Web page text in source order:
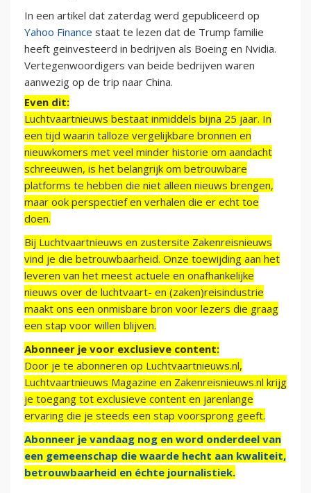
In een artikel dat zaterdag werd gepubliceerd op
Yahoo Finance staat te lezen dat de Trump familie
heeft geinvesteerd in bedrijven als Boeing en Nvidia.
Vertegenwoordigers van beide bedrijven waren
aanwezig op de trip naar China.
Even dit:
Luchtvaartnieuws bestaat inmiddels bijna 25 jaar. In
een tijd waarin talloze vergelijkbare bronnen en
nieuwkomers met veel minder historie om aandacht
schreeuwen, is het belangrijk om betrouwbare
platforms te hebben die niet alleen nieuws brengen,
maar ook perspectief en verhalen die er echt toe
doen.
Bij Luchtvaartnieuws en zustersite Zakenreisnieuws
vind je die betrouwbaarheid. Onze toewijding aan het
leveren van het meest actuele en onafhankelijke
nieuws over de luchtvaart- en (zaken)reisindustrie
maakt ons een onmisbare bron voor lezers die graag
een stap voor willen blijven.
Abonneer je voor exclusieve content:
Door je te abonneren op Luchtvaartnieuws.nl,
Luchtvaartnieuws Magazine en Zakenreisnieuws.nl krijg
je toegang tot exclusieve content en jarenlange
ervaring die je steeds een stap voorsprong geeft.
Abonneer je vandaag nog en word onderdeel van
een gemeenschap die waarde hecht aan kwaliteit,
betrouwbaarheid en échte journalistiek.